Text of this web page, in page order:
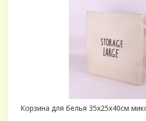
Корзина для белья 35х25х40см